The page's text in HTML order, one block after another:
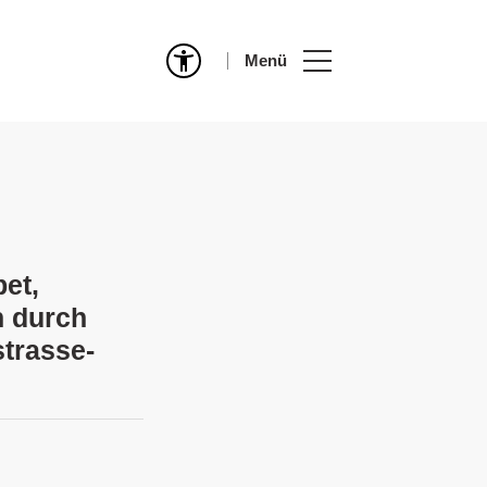
Menü
durch